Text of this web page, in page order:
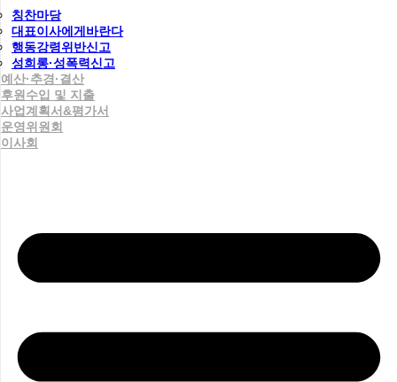
칭찬마당
대표이사에게바란다
행동강령위반신고
성희롱·성폭력신고
예산·추경·결산
후원수입 및 지출
사업계획서&평가서
운영위원회
이사회